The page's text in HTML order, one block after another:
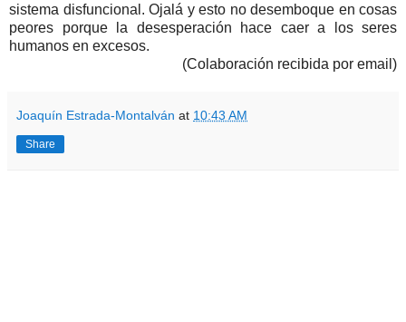
sistema disfuncional. Ojalá y esto no desemboque en cosas
peores porque la desesperación hace caer a los seres
humanos en excesos.
(Colaboración recibida por email)
Joaquín Estrada-Montalván at 10:43 AM
Share